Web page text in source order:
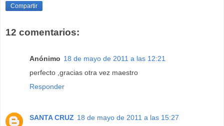
Compartir
12 comentarios:
Anónimo 18 de mayo de 2011 a las 12:21
perfecto ,gracias otra vez maestro
Responder
SANTA CRUZ 18 de mayo de 2011 a las 15:27